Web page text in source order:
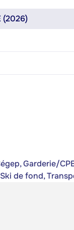
(2026)
Garderie/
de fond,